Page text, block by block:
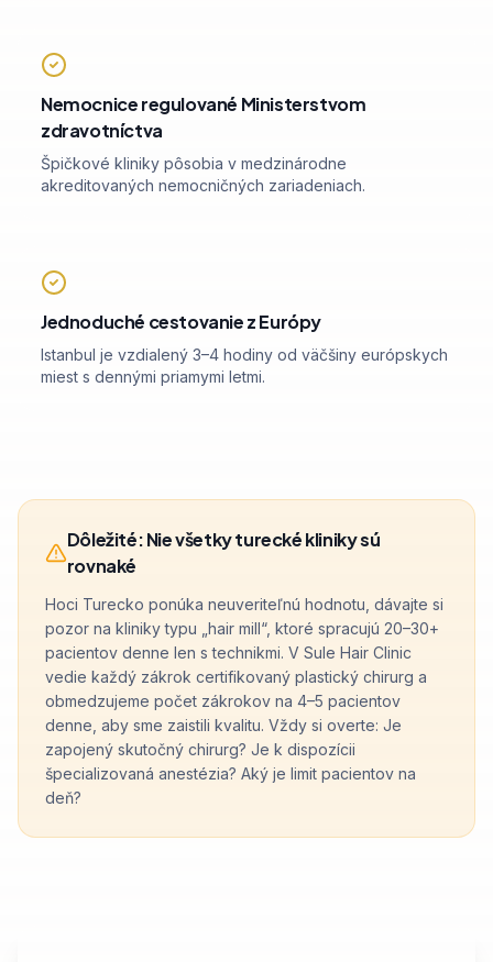
Nemocnice regulované Ministerstvom
zdravotníctva
Špičkové kliniky pôsobia v medzinárodne
akreditovaných nemocničných zariadeniach.
Jednoduché cestovanie z Európy
Istanbul je vzdialený 3–4 hodiny od väčšiny európskych
miest s dennými priamymi letmi.
Dôležité: Nie všetky turecké kliniky sú
rovnaké
Hoci Turecko ponúka neuveriteľnú hodnotu, dávajte si
pozor na kliniky typu „hair mill“, ktoré spracujú 20–30+
pacientov denne len s technikmi. V Sule Hair Clinic
vedie každý zákrok certifikovaný plastický chirurg a
obmedzujeme počet zákrokov na 4–5 pacientov
denne, aby sme zaistili kvalitu. Vždy si overte: Je
zapojený skutočný chirurg? Je k dispozícii
špecializovaná anestézia? Aký je limit pacientov na
deň?